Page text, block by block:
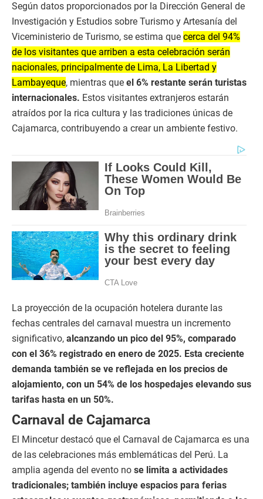
Según datos proporcionados por la Dirección General de
Investigación y Estudios sobre Turismo y Artesanía del
Viceministerio de Turismo, se estima que cerca del 94%
de los visitantes que arriben a esta celebración serán
nacionales, principalmente de Lima, La Libertad y
Lambayeque, mientras que el 6% restante serán turistas
internacionales. Estos visitantes extranjeros estarán
atraídos por la rica cultura y las tradiciones únicas de
Cajamarca, contribuyendo a crear un ambiente festivo.
La proyección de la ocupación hotelera durante las
fechas centrales del carnaval muestra un incremento
significativo, alcanzando un pico del 95%, comparado
con el 36% registrado en enero de 2025. Esta creciente
demanda también se ve reflejada en los precios de
alojamiento, con un 54% de los hospedajes elevando sus
tarifas hasta en un 50%.
Carnaval de Cajamarca
El Mincetur destacó que el Carnaval de Cajamarca es una
de las celebraciones más emblemáticas del Perú. La
amplia agenda del evento no se limita a actividades
tradicionales; también incluye espacios para ferias